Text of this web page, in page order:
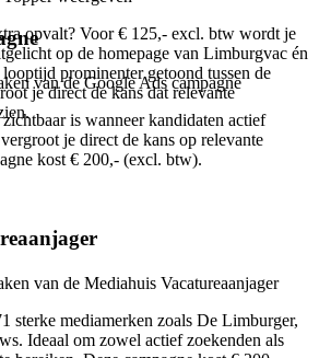
opvalt? Voor € 125,- excl. btw wordt je
op de homepage van Limburgvac én
prominenter getoond tussen de
je direct de kans dat relevante
van de Google Ads campagne
is wanneer kandidaten actief
je direct de kans op relevante
kost € 200,- (excl. btw).
van de Mediahuis Vacatureaanjager
sterke mediamerken zoals De Limburger,
Ideaal om zowel actief zoekenden als